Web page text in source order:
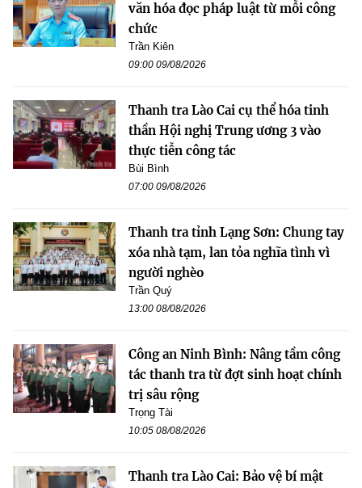
văn hóa đọc pháp luật từ mỗi công
chức
Trần Kiên
09:00 09/08/2026
Thanh tra Lào Cai cụ thể hóa tinh
thần Hội nghị Trung ương 3 vào
thực tiễn công tác
Bùi Bình
07:00 09/08/2026
Thanh tra tỉnh Lạng Sơn: Chung tay
xóa nhà tạm, lan tỏa nghĩa tình vì
người nghèo
Trần Quý
13:00 08/08/2026
Công an Ninh Bình: Nâng tầm công
tác thanh tra từ đợt sinh hoạt chính
trị sâu rộng
Trọng Tài
10:05 08/08/2026
Thanh tra Lào Cai: Bảo vệ bí mật